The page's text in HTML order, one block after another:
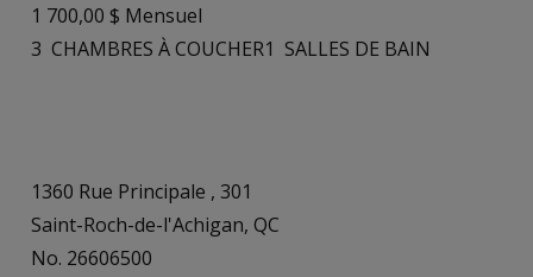
1 700,00 $ Mensuel
3 CHAMBRES À COUCHER1 SALLES DE BAIN
1360 Rue Principale , 301
Saint-Roch-de-l'Achigan, QC
No. 26606500